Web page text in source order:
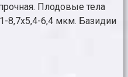
Плодовые тела
8,7x5,4-6,4 мкм. Базидии